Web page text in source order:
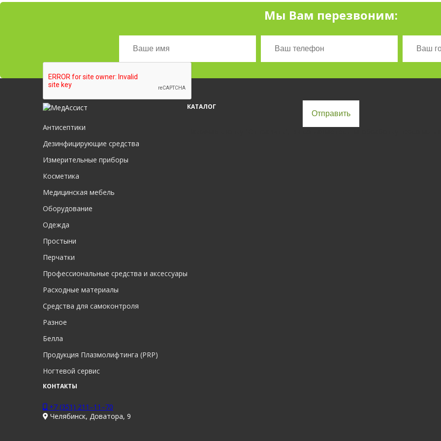
Мы Вам перезвоним:
КАТАЛОГ
Антисептики
Дезинфицирующие средства
Измерительные приборы
Косметика
Медицинская мебель
Оборудование
Одежда
Простыни
Перчатки
Профессиональные средства и аксессуары
Расходные материалы
Средства для самоконтроля
Разное
Белла
Продукция Плазмолифтинга (PRP)
Ногтевой сервис
КОНТАКТЫ
+7 (351) 211–11–70
Челябинск, Доватора, 9